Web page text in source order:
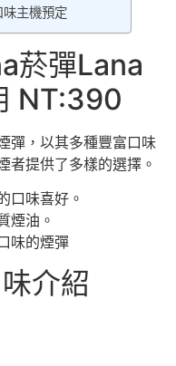
主機預定
菸彈Lana
NT:390
彈，以其多種豐富口味
者提供了多樣的選擇。
口味喜好。
煙油。
味的煙彈
介紹